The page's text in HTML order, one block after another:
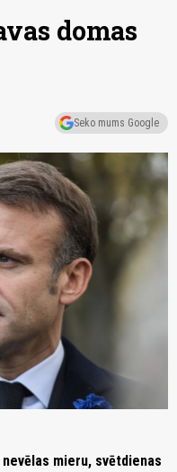
domas
Seko mums Google
mieru, svētdienas